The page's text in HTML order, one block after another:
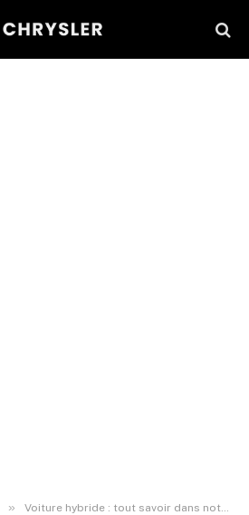
» Voiture hybride : tout savoir dans notre guide détaillé 2025